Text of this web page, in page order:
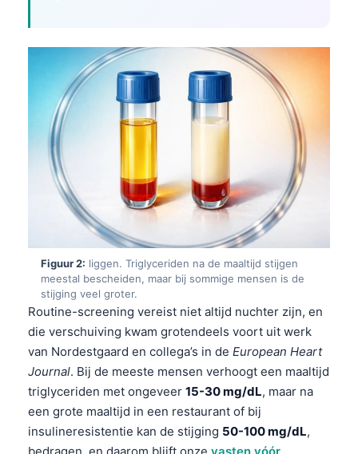
Figuur 2: liggen. Triglyceriden na de maaltijd stijgen
meestal bescheiden, maar bij sommige mensen is de
stijging veel groter.
Routine-screening vereist niet altijd nuchter zijn, en
die verschuiving kwam grotendeels voort uit werk
van Nordestgaard en collega’s in de European Heart
Journal. Bij de meeste mensen verhoogt een maaltijd
triglyceriden met ongeveer 15-30 mg/dL, maar na
een grote maaltijd in een restaurant of bij
insulineresistentie kan de stijging 50-100 mg/dL,
bedragen, en daarom blijft onze vasten vóór